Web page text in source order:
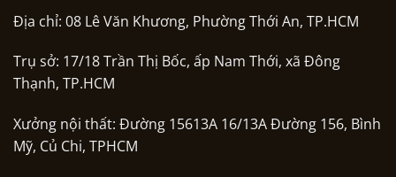
Địa chỉ: 08 Lê Văn Khương, Phường Thới An, TP.HCM
Trụ sở: 17/18 Trần Thị Bốc, ấp Nam Thới, xã Đông
Thạnh, TP.HCM
Xưởng nội thất: Đường 15613A 16/13A Đường 156, Bình
Mỹ, Củ Chi, TPHCM